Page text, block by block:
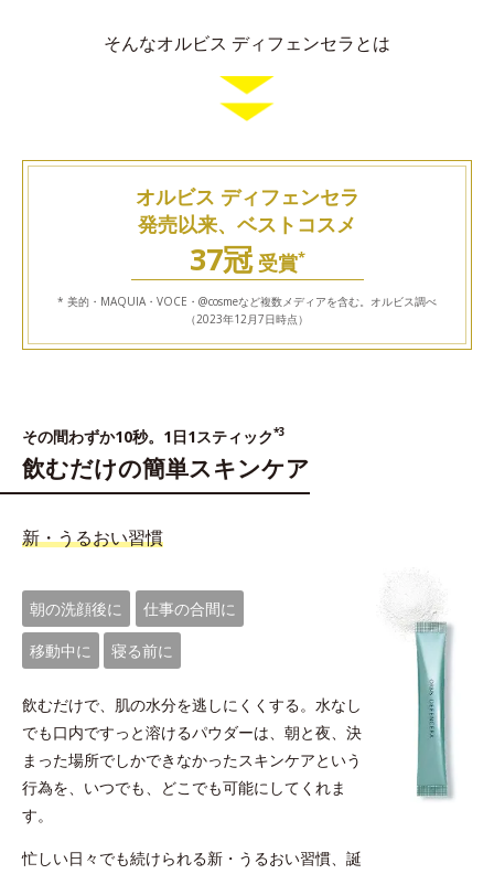
そんなオルビス ディフェンセラとは
オルビス ディフェンセラ
発売以来、ベストコスメ
37冠受賞*
* 美的・MAQUIA・VOCE・@cosmeなど複数メディアを含む。オルビス調べ
（2023年12月7日時点）
その間わずか10秒。1日1スティック*3
飲むだけの簡単スキンケア
新・うるおい習慣
朝の洗顔後に
仕事の合間に
移動中に
寝る前に
飲むだけで、肌の水分を逃しにくくする。水なし
でも口内ですっと溶けるパウダーは、朝と夜、決
まった場所でしかできなかったスキンケアという
行為を、いつでも、どこでも可能にしてくれま
す。
忙しい日々でも続けられる新・うるおい習慣、誕